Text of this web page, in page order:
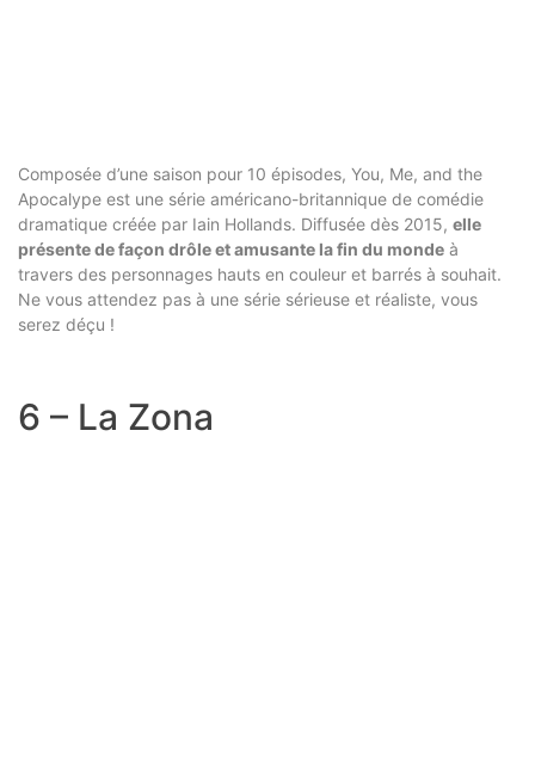
Composée d’une saison pour 10 épisodes, You, Me, and the
Apocalype est une série américano-britannique de comédie
dramatique créée par Iain Hollands. Diffusée dès 2015, elle
présente de façon drôle et amusante la fin du monde à
travers des personnages hauts en couleur et barrés à souhait.
Ne vous attendez pas à une série sérieuse et réaliste, vous
serez déçu !
6 – La Zona